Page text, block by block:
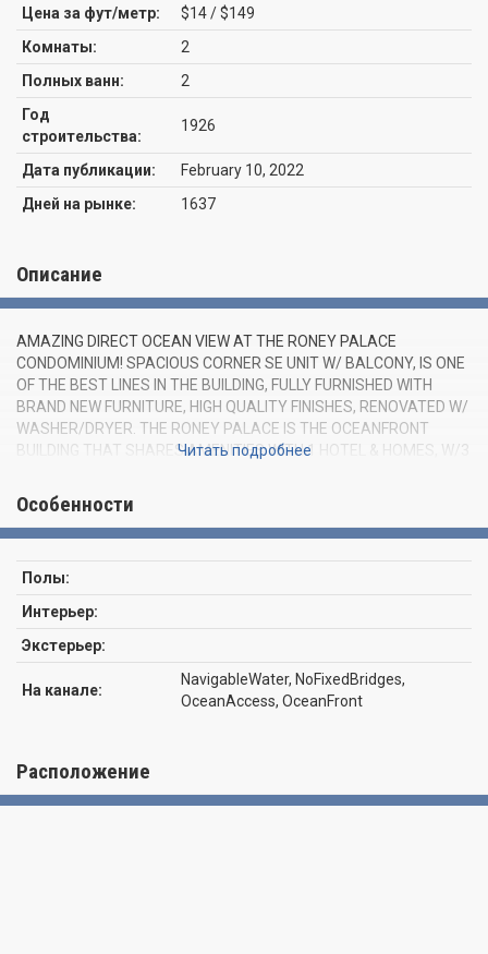
Цена за фут/метр:
$14 / $149
Комнаты:
2
Полных ванн:
2
Год
строительства:
1926
Дата публикации:
February 10, 2022
Дней на рынке:
1637
Описание
AMAZING DIRECT OCEAN VIEW AT THE RONEY PALACE
CONDOMINIUM! SPACIOUS CORNER SE UNIT W/ BALCONY, IS ONE
OF THE BEST LINES IN THE BUILDING, FULLY FURNISHED WITH
BRAND NEW FURNITURE, HIGH QUALITY FINISHES, RENOVATED W/
WASHER/DRYER. THE RONEY PALACE IS THE OCEANFRONT
BUILDING THAT SHARES AMENITIES WITH 1 HOTEL & HOMES, W/3
BUILDING, RETAIL STORES, WALK TO LINCOLN ROAD AND 600
FEET OF BEACH ACCESS. INTERNET, CABLE, AC, 1 FULL SERVICE
VALET PARKING SPACE. EASY TO SHOW, PLEASE TEXT LISTING
AGENT! PLEASE TEXT AGENT FOR AVALIABILITY
Читать подробнее
Особенности
Полы:
Интерьер:
Экстерьер:
На канале:
NavigableWater, NoFixedBridges,
OceanAccess, OceanFront
Расположение